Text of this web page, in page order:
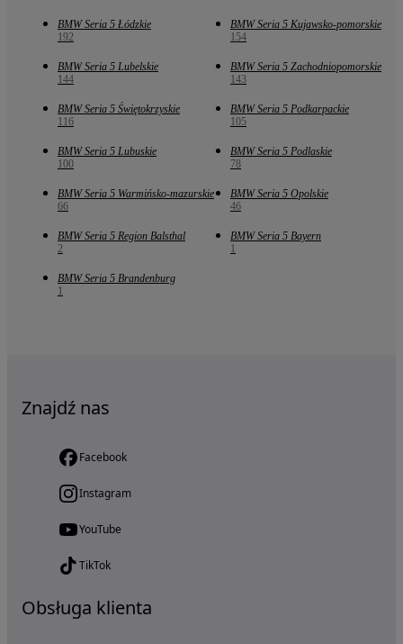
BMW Seria 5 Łódzkie
192
BMW Seria 5 Kujawsko-pomorskie
154
BMW Seria 5 Lubelskie
144
BMW Seria 5 Zachodniopomorskie
143
BMW Seria 5 Świętokrzyskie
116
BMW Seria 5 Podkarpackie
105
BMW Seria 5 Lubuskie
100
BMW Seria 5 Podlaskie
78
BMW Seria 5 Warmińsko-mazurskie
66
BMW Seria 5 Opolskie
46
BMW Seria 5 Region Balsthal
2
BMW Seria 5 Bayern
1
BMW Seria 5 Brandenburg
1
Znajdź nas
Facebook
Instagram
YouTube
TikTok
Obsługa klienta